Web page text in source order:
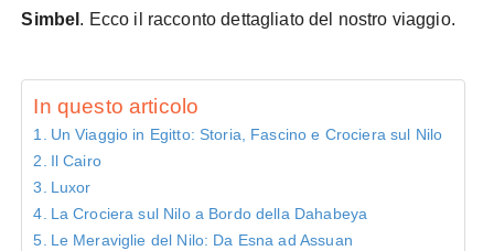
Simbel . Ecco il racconto dettagliato del nostro viaggio.
In questo articolo
Un Viaggio in Egitto: Storia, Fascino e Crociera sul Nilo
Il Cairo
Luxor
La Crociera sul Nilo a Bordo della Dahabeya
Le Meraviglie del Nilo: Da Esna ad Assuan